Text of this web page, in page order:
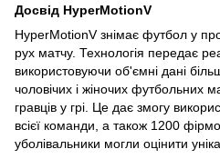
Досвід HyperMotionV
HyperMotionV знімає футбол у
рух матчу. Технологія передає
використовуючи об'ємні дані
чоловічих і жіночих футбольних
гравців у грі. Це дає змогу
всієї команди, а також 1200
уболівальники могли оцінити